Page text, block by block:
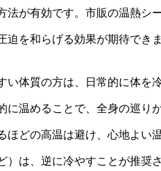
法が有効です。市販の温熱
迫を和らげる効果が期待でき
い体質の方は、日常的に体を
に温めることで、全身の巡り
ほどの高温は避け、心地よい
）は、逆に冷やすことが推